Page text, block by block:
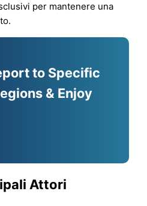
per mantenere una
to Specific
& Enjoy
Attori